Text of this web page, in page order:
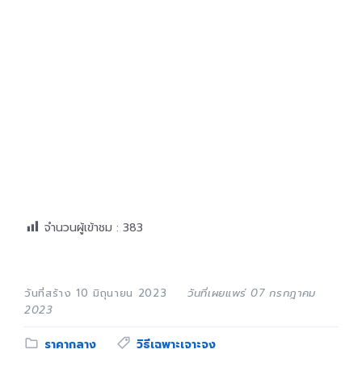
จำนวนผู้เข้าชม : 383
วันที่สร้าง 10 มิถุนายน 2023
วันที่เผยแพร่ 07 กรกฎาคม
2023
Category:
ราคากลาง Tags:
วิธีเฉพาะเจาะจง